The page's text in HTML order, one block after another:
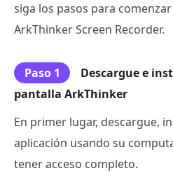
siga los pasos para
ArkThinker Screen Recorder.
Paso 1
Descargue e
pantalla ArkThinker
En primer lugar, descargue,
aplicación usando su
tener acceso completo.